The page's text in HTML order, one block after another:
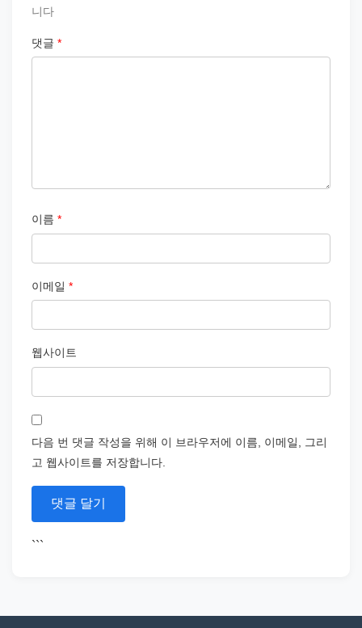
니다
댓글 *
이름 *
이메일 *
웹사이트
다음 번 댓글 작성을 위해 이 브라우저에 이름, 이메일, 그리
고 웹사이트를 저장합니다.
```